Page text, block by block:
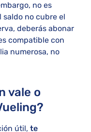
no es
saldo no cubre el
deberás abonar
compatible con
numerosa, no
vale o
útil, te